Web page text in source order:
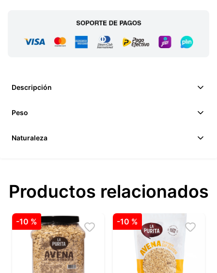
Descripción
Peso
Naturaleza
Productos relacionados
-10 % -10 %